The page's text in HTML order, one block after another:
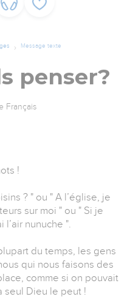
Message texte
penser?
Français
!
? " ou " A l’église, je
sur moi " ou " Si je
l’air nunuche ".
du temps, les gens
qui nous faisons des
comme si on pouvait
seul Dieu le peut !